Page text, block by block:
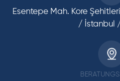
Esentepe Mah. Kore
/ İstanbul